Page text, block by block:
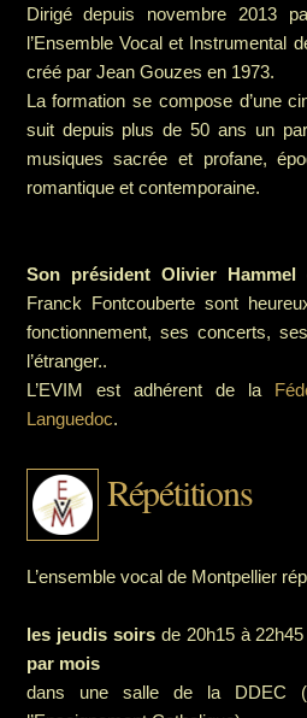
Dirigé depuis novembre 2013
l’Ensemble Vocal et Instrumental
créé par Jean Gouzes en 1973.
La formation se compose d’une
suit depuis plus de 50 ans un
musiques sacrée et profane,
romantique et contemporaine.
Son président Olivier Hammel
Franck Fontcouberte sont
fonctionnement, ses concerts,
l’étranger..
L’EVIM est adhérent de la
Languedoc.
Répétitions
L’ensemble vocal de Montpellier
les jeudis soirsde 20h15 à 22h45
par mois
dans une salle de la DDEC